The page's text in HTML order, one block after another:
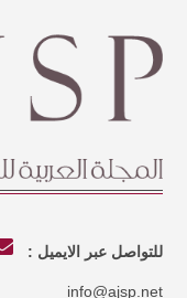
للتواصل عبر الايميل :
info@ajsp.net